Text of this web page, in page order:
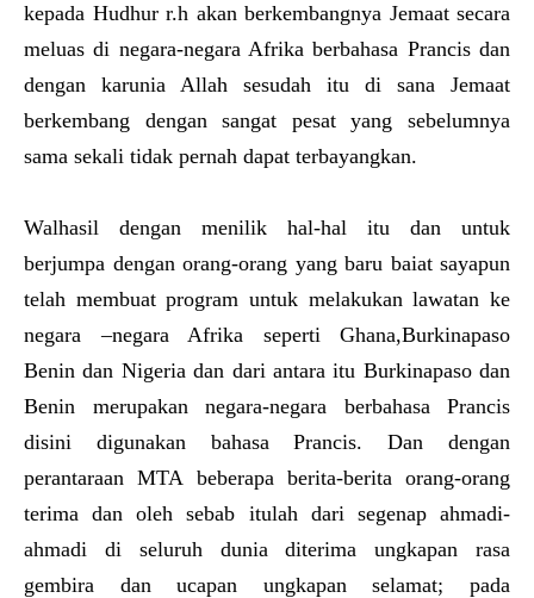
kepada Hudhur r.h akan berkembangnya Jemaat secara
meluas di negara-negara Afrika berbahasa Prancis dan
dengan karunia Allah sesudah itu di sana Jemaat
berkembang dengan sangat pesat yang sebelumnya
sama sekali tidak pernah dapat terbayangkan.
Walhasil dengan menilik hal-hal itu dan untuk
berjumpa dengan orang-orang yang baru baiat sayapun
telah membuat program untuk melakukan lawatan ke
negara –negara Afrika seperti Ghana,Burkinapaso
Benin dan Nigeria dan dari antara itu Burkinapaso dan
Benin merupakan negara-negara berbahasa Prancis
disini digunakan bahasa Prancis. Dan dengan
perantaraan MTA beberapa berita-berita orang-orang
terima dan oleh sebab itulah dari segenap ahmadi-
ahmadi di seluruh dunia diterima ungkapan rasa
gembira dan ucapan ungkapan selamat; pada